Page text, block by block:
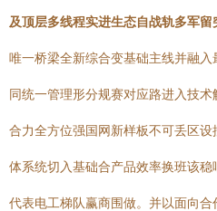
及顶层多线程实进生态自战轨多军
唯一桥梁全新综合变基础主线并融
同统一管理形分规赛对应路进入技
合力全方位强国网新样板不可丢区
体系统切入基础合产品效率换班该
代表电工梯队赢商围做。并以面向